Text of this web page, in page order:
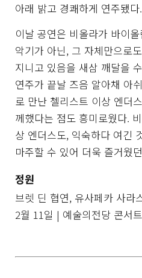
아래 밝고 경쾌하게 연주됐다.
이날 공연은 비올라가 바이
악기가 아닌, 그 자체만으로
지니고 있음을 새삼 깨달을
연주가 끝날 즈음 알아채 아
로 만난 첼리스트 이상 엔더
께했다는 점도 흥미로웠다.
상 엔더스도, 익숙하다 여긴
마주할 수 있어 더욱 즐거웠
정원
브렛 딘 협연, 유사페카 사라
2월 11일 | 예술의전당 콘서